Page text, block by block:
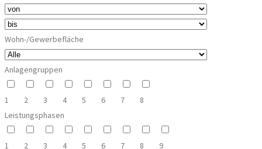
Wohn-/Gewerbefläche
Anlagengruppen
1 2 3 4 5 6 7
8
Leistungsphasen
1 2 3 4 5 6 7 8
9